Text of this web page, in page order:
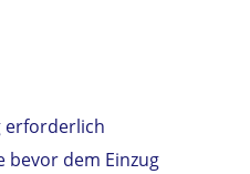
erforderlich
bevor dem Einzug